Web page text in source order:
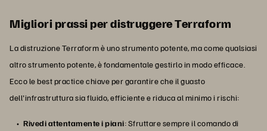
Migliori prassi per distruggere Terraform
La distruzione Terraform è uno strumento potente, ma come qualsiasi
altro strumento potente, è fondamentale gestirlo in modo efficace.
Ecco le best practice chiave per garantire che il guasto
dell'infrastruttura sia fluido, efficiente e riduca al minimo i rischi:
Rivedi attentamente i piani: Sfruttare sempre il comando di